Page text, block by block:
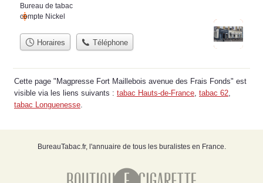
Bureau de tabac
compte Nickel
Horaires Téléphone
Cette page "Magpresse Fort Maillebois avenue des Frais Fonds" est
visible via les liens suivants : tabac Hauts-de-France tabac 62
tabac Longuenesse
BureauTabac.fr, l'annuaire de tous les buralistes en France.